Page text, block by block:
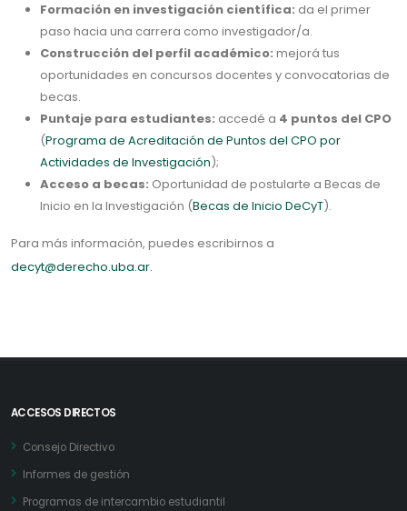
Formación en investigación científica: da el primer
paso hacia una carrera como investigador/a.
Construcción del perfil académico: mejorá tus
oportunidades en concursos docentes y convocatorias de
becas.
Puntaje para estudiantes: accedé a 4 puntos del CPO
(Programa de Acreditación de Puntos del CPO por
Actividades de Investigación);
Acceso a becas: Oportunidad de postularte a Becas de
Inicio en la Investigación (Becas de Inicio DeCyT).
Para más información, puedes escribirnos a
decyt@derecho.uba.ar.
ACCESOS DIRECTOS
Consejo Directivo
Informes de gestión
Programas de intercambio estudiantil